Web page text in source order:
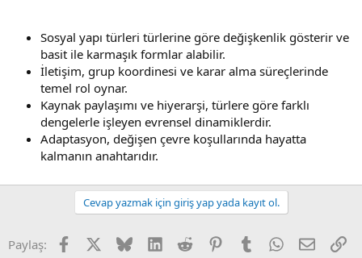
Sosyal yapı türleri türlerine göre değişkenlik gösterir ve
basit ile karmaşık formlar alabilir.
İletişim, grup koordinesi ve karar alma süreçlerinde
temel rol oynar.
Kaynak paylaşımı ve hiyerarşi, türlere göre farklı
dengelerle işleyen evrensel dinamiklerdir.
Adaptasyon, değişen çevre koşullarında hayatta
kalmanın anahtarıdır.
Cevap yazmak için giriş yap yada kayıt ol.
Paylaş: FacebookX (Twitter)
BlueskyLinkedInReddit PinterestTumblr WhatsApp
E-posta